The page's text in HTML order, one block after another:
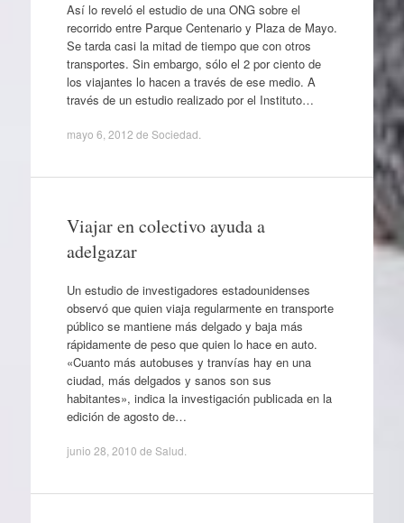
Así lo reveló el estudio de una ONG sobre el
recorrido entre Parque Centenario y Plaza de Mayo.
Se tarda casi la mitad de tiempo que con otros
transportes. Sin embargo, sólo el 2 por ciento de
los viajantes lo hacen a través de ese medio. A
través de un estudio realizado por el Instituto…
mayo 6, 2012 de Sociedad
Viajar en colectivo ayuda a
adelgazar
Un estudio de investigadores estadounidenses
observó que quien viaja regularmente en transporte
público se mantiene más delgado y baja más
rápidamente de peso que quien lo hace en auto.
«Cuanto más autobuses y tranvías hay en una
ciudad, más delgados y sanos son sus
habitantes», indica la investigación publicada en la
edición de agosto de…
junio 28, 2010 de Salud